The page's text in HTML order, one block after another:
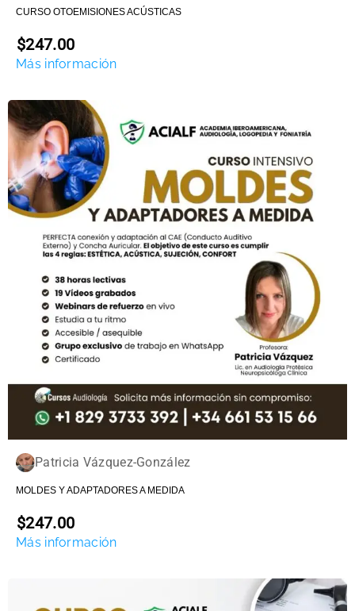
CURSO OTOEMISIONES ACÚSTICAS
$247.00
Más información
Patricia Vázquez-González
MOLDES Y ADAPTADORES A MEDIDA
$247.00
Más información